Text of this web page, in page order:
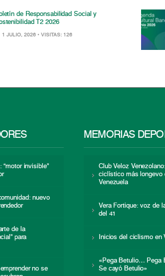
de Responsabilidad Social y
T2 2026
1 JULIO, 2026 • VISITAS: 126
“motor invisible”
nuevo
de la
para
no se
MEMORIAS
Club Veloz
ciclístico más longevo
Venezuela
Vera Fortique: voz de
del 41
Inicios del ciclismo en
«Pega Betulio… Pega
Se cayó Betulio»